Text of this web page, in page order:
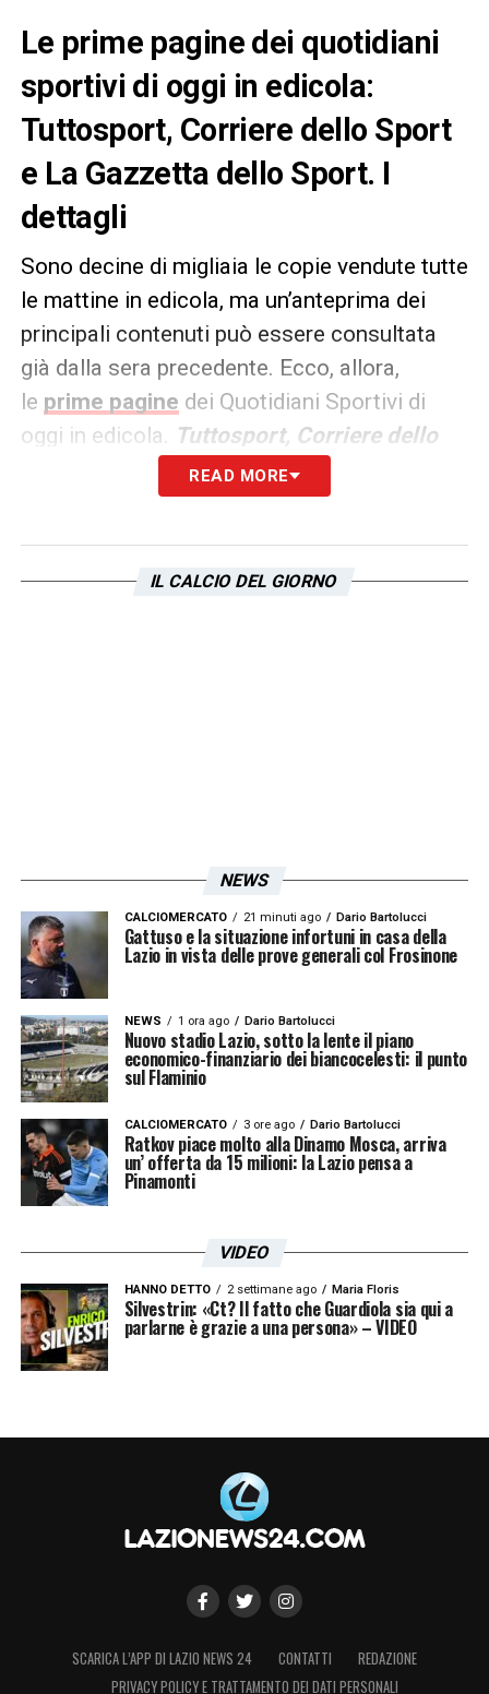
Le prime pagine dei quotidiani
sportivi di oggi in edicola:
Tuttosport, Corriere dello Sport
e La Gazzetta dello Sport. I
dettagli
Sono decine di migliaia le copie vendute tutte
le mattine in edicola, ma un’anteprima dei
principali contenuti può essere consultata
già dalla sera precedente. Ecco, allora,
le prime pagine dei Quotidiani Sportivi di
oggi in edicola.
Tuttosport, Corriere dello
Sport e La Gazzetta dello
rappresentano i principali quotidiani
READ MORE
IL CALCIO DEL GIORNO
NEWS
CALCIOMERCATO 21 minuti ago Dario Bartolucci
Gattuso e la situazione infortuni in casa della
Lazio in vista delle prove generali col Frosinone
NEWS 1 ora ago Dario Bartolucci
Nuovo stadio Lazio, sotto la lente il piano
economico-finanziario dei biancocelesti: il punto
sul Flaminio
CALCIOMERCATO 3 ore ago Dario Bartolucci
Ratkov piace molto alla Dinamo Mosca, arriva
un’ offerta da 15 milioni: la Lazio pensa a
Pinamonti
VIDEO
HANNO DETTO 2 settimane ago Maria Floris
Silvestrin: «Ct? Il fatto che Guardiola sia qui a
parlarne è grazie a una persona» – VIDEO
SCARICA L’APP DI LAZIO NEWS 24 CONTATTI
REDAZIONE
PRIVACY POLICY E TRATTAMENTO DEI DATI PERSONALI